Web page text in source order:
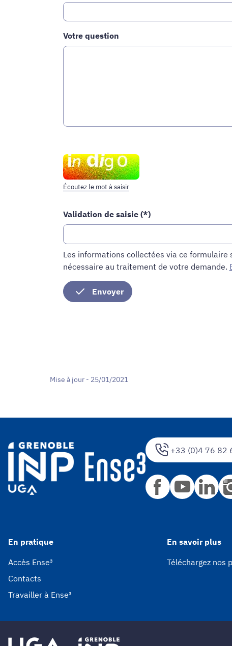
Votre question
pour
les
robots.
Si
êtes
humains,
merci
de
le
vide.
Écoutez le mot à saisir
Validation de saisie (*)
Les informations collectées via ce
nécessaire au traitement de votre demande.
Mise à jour - 25/01/2021
+33 (0)4 76 82
En pratique
Accès Ense³
Contacts
Travailler à Ense³
En savoir plus
Téléchargez nos